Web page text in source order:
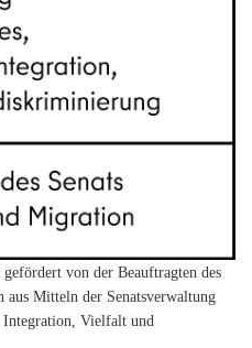
von der Beauftragten des
Mitteln der Senatsverwaltung
Vielfalt und